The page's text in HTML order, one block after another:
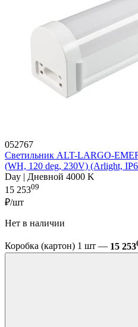
052767
Светильник ALT-LARGO-
(WH, 120 deg, 230V) (Arlight,
Day | Дневной 4000 K
15 25309
₽/шт
Нет в наличии
Коробка (картон) 1 шт — 15 253